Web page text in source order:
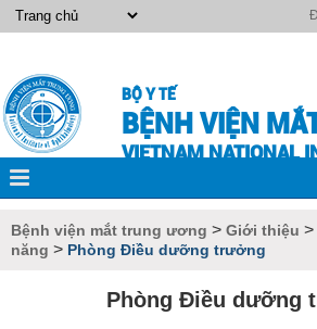
BỘ Y TẾ
BỆNH VIỆN
VIETNAM NATIONAL
Bệnh viện mắt trung ương > Giới thiệu >
năng > Phòng Điều dưỡng trưởng
Phòng Điều dưỡng